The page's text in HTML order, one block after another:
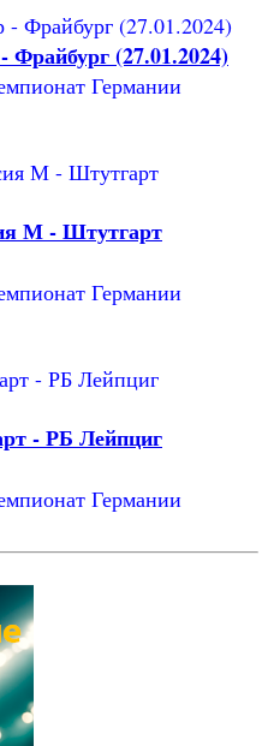
Фрайбург (27.01.2024)
Германии
М - Штутгарт
Германии
- РБ Лейпциг
Германии